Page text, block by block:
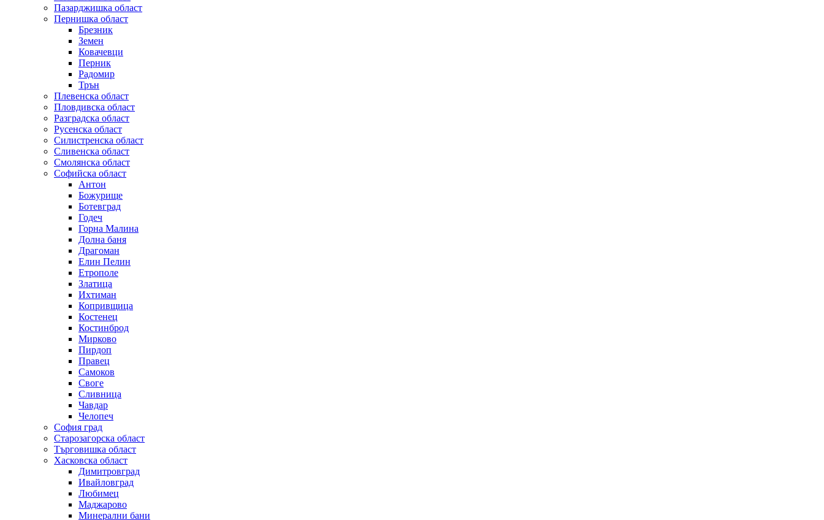
Пазарджишка област
Пернишка област
Брезник
Земен
Ковачевци
Перник
Радомир
Трън
Плевенска област
Пловдивска област
Разградска област
Русенска област
Силистренска област
Сливенска област
Смолянска област
Софийска област
Антон
Божурище
Ботевград
Годеч
Горна Малина
Долна баня
Драгоман
Елин Пелин
Етрополе
Златица
Ихтиман
Копривщица
Костенец
Костинброд
Мирково
Пирдоп
Правец
Самоков
Своге
Сливница
Чавдар
Челопеч
София град
Старозагорска област
Търговишка област
Хасковска област
Димитровград
Ивайловград
Любимец
Маджарово
Минерални бани